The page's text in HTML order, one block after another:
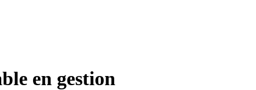
en gestion